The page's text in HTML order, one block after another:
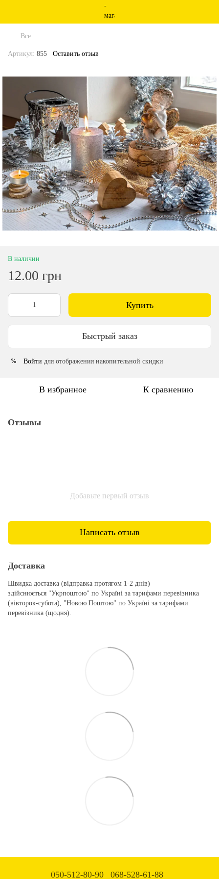
Все
Артикул: 855 Оставить отзыв
В наличии
12.00 грн
Купить
Быстрый заказ
% Войти для отображения накопительной скидки
В избранное К сравнению
Отзывы
Добавьте первый отзыв
Написать отзыв
Доставка
Швидка доставка (відправка протягом 1-2 днів)
здійснюється "Укрпоштою" по Україні за тарифами перевізника
(вівторок-субота), "Новою Поштою" по Україні за тарифами
перевізника (щодня).
050-512-80-90 068-528-61-88